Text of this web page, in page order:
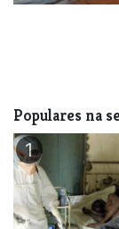
Populares na
1